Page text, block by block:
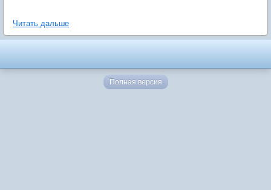
Читать дальше
Полная версия